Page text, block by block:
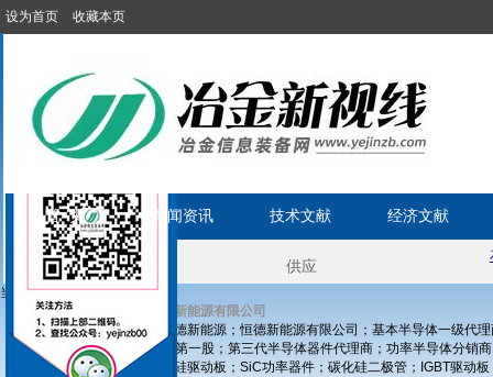
设为首页 收藏本页
首 页 新闻资讯 技术文献 经济文献
当前位置:首页»电气设备
深圳恒德新能源有限公司
主营：恒德新能源；恒德新能源有限公司；基本半导体一级代
MOSFET第一股；第三代半导体器件代理商；功率半导体分
板；碳化硅驱动板；SiC功率器件；碳化硅二极管；IGBT驱动